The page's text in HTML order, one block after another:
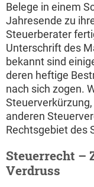
Belege in einem
Jahresende zu
Steuerberater
Unterschrift des
bekannt sind
deren heftige
nach sich zogen.
anderen
Rechtsgebiet des
Steuerrecht –
Verdruss